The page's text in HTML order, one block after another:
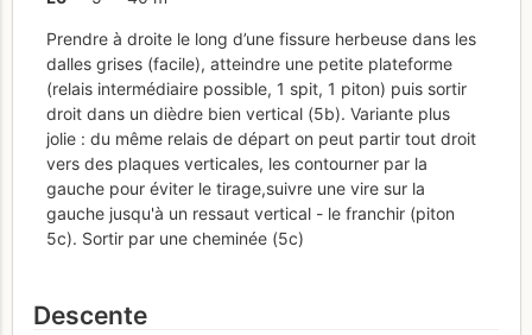
Prendre à droite le long d’une fissure herbeuse dans les
dalles grises (facile), atteindre une petite plateforme
(relais intermédiaire possible, 1 spit, 1 piton) puis sortir
droit dans un dièdre bien vertical (5b). Variante plus
jolie : du même relais de départ on peut partir tout droit
vers des plaques verticales, les contourner par la
gauche pour éviter le tirage,suivre une vire sur la
gauche jusqu'à un ressaut vertical - le franchir (piton
5c). Sortir par une cheminée (5c)
Descente